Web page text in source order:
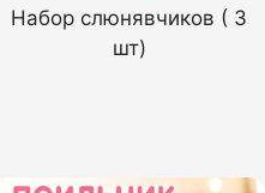
Набор слюнявчиков ( 3
шт)